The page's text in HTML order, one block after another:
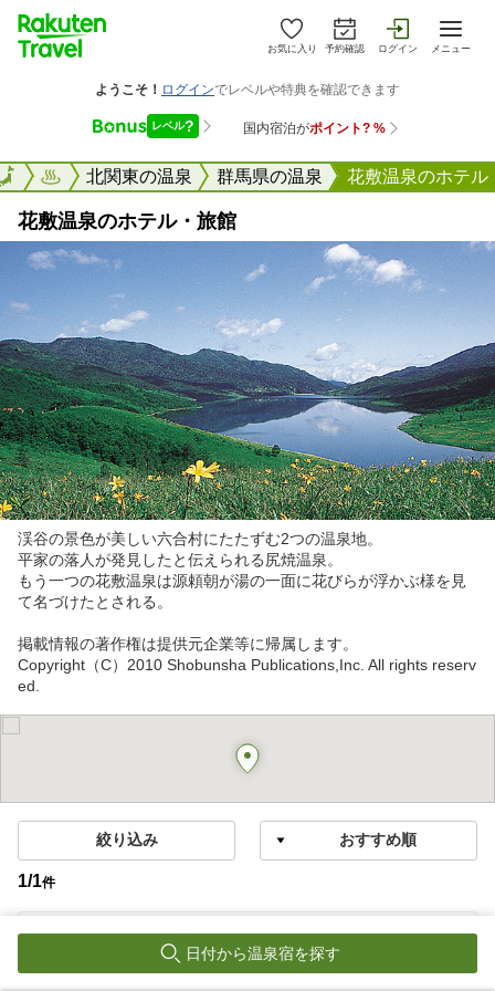
お気に入り 予約確認 ログイン メニュー
楽天トラベル北関東の温泉 群馬県の温泉 花敷温泉のホテル
花敷温泉のホテル・旅館
渓谷の景色が美しい六合村にたたずむ2つの温泉地。
平家の落人が発見したと伝えられる尻焼温泉。
もう一つの花敷温泉は源頼朝が湯の一面に花びらが浮かぶ様を見
て名づけたとされる。
掲載情報の著作権は提供元企業等に帰属します。
Copyright（C）2010 Shobunsha Publications,Inc. All rights reserv
ed.
絞り込み
1/1件
囲炉裏の御宿 花敷の湯
日付から温泉宿を探す